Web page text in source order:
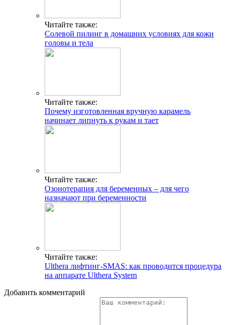
Читайте также:
Солевой пилинг в домашних условиях для кожи
головы и тела
Читайте также:
Почему изготовленная вручную карамель
начинает липнуть к рукам и тает
Читайте также:
Озонотерапия для беременных – для чего
назначают при беременности
Читайте также:
Ulthera лифтинг-SMAS: как проводится процедура
на аппарате Ulthera System
Добавить комментарий